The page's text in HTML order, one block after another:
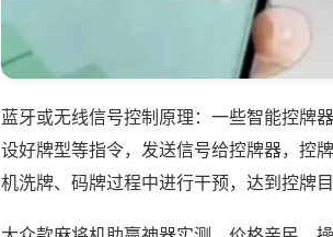
蓝牙或无线信号控制原理：一些智能控牌
设好牌型等指令，发送信号给控牌器，控
机洗牌、码牌过程中进行干预，达到控牌目